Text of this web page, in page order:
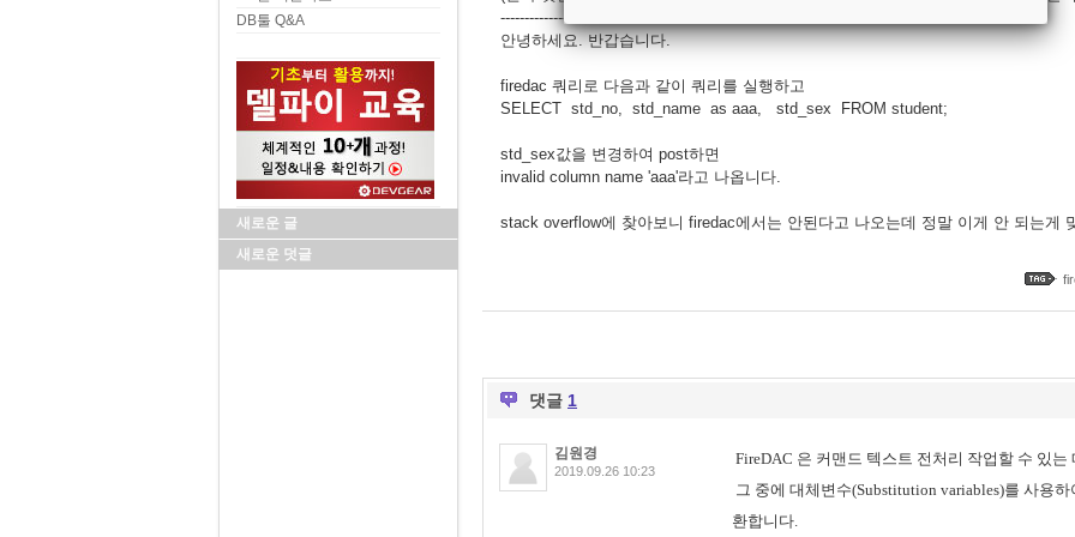
DB툴 Q&A
새로운 글
새로운 덧글
-----------------------------------------------------------------------------------------------
안녕하세요. 반갑습니다.
firedac 쿼리로 다음과 같이 쿼리를 실행하고
SELECT std_no, std_name as aaa, std_sex FROM student;
std_sex값을 변경하여 post하면
invalid column name 'aaa'라고 나옵니다.
stack overflow에 찾아보니 firedac에서는 안된다고 나오는데 정말 이게 안 되는게
댓글 1
김원경
2019.09.26 10:23
FireDAC 은 커맨드 텍스트 전처리 작업할 수 있
그 중에 대체변수(Substitution variables)를 사용
환합니다.